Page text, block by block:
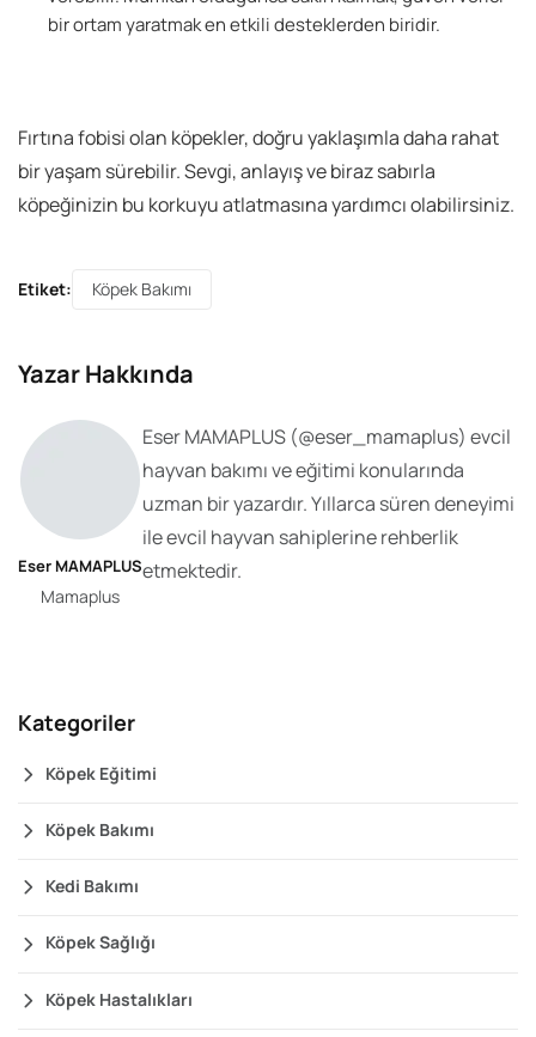
bir ortam yaratmak en etkili desteklerden biridir.
Fırtına fobisi olan köpekler, doğru yaklaşımla daha rahat
bir yaşam sürebilir. Sevgi, anlayış ve biraz sabırla
köpeğinizin bu korkuyu atlatmasına yardımcı olabilirsiniz.
Etiket: Köpek Bakımı
Yazar Hakkında
Eser MAMAPLUS
Mamaplus
Eser MAMAPLUS (@eser_mamaplus) evcil
hayvan bakımı ve eğitimi konularında
uzman bir yazardır. Yıllarca süren deneyimi
ile evcil hayvan sahiplerine rehberlik
etmektedir.
Kategoriler
Köpek Eğitimi
Köpek Bakımı
Kedi Bakımı
Köpek Sağlığı
Köpek Hastalıkları